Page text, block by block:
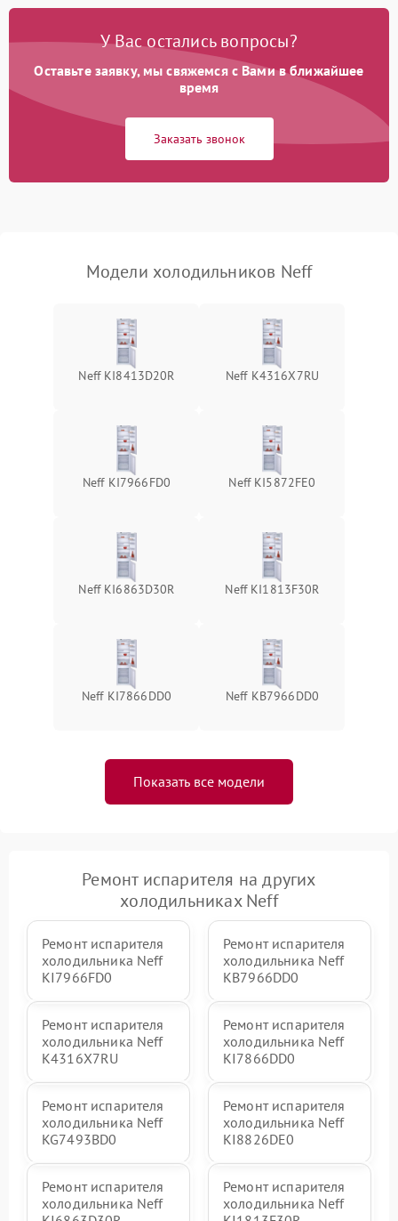
Образование конденсата
1800 ₽ Подробнее →
Сбой в работе инвертора
работе
2000 ₽ Подробнее →
У Вас остались вопросы?
Оставьте заявку, мы свяжемся с Вами в ближайшее
время
Заказать звонок
Модели холодильников Neff
Neff KI8413D20R Neff K4316X7RU
Neff KI7966FD0 Neff KI5872FE0
Neff KI6863D30R Neff KI1813F30R
Neff KI7866DD0 Neff KB7966DD0
Показать все модели
Ремонт испарителя на других
холодильниках Neff
Ремонт испарителя
холодильника Neff
KI7966FD0
Ремонт испарителя
холодильника Neff
KB7966DD0
Ремонт испарителя
холодильника Neff
K4316X7RU
Ремонт испарителя
холодильника Neff
KI7866DD0
Ремонт испарителя
холодильника Neff
KG7493BD0
Ремонт испарителя
холодильника Neff
KI8826DE0
Ремонт испарителя
холодильника Neff
Ремонт испарителя
холодильника Neff